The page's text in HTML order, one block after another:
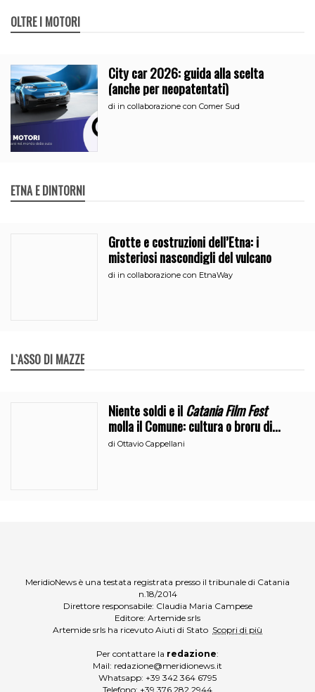
OLTRE I MOTORI
City car 2026: guida alla scelta
(anche per neopatentati)
di in collaborazione con Comer Sud
ETNA E DINTORNI
Grotte e costruzioni dell’Etna: i
misteriosi nascondigli del vulcano
di in collaborazione con EtnaWay
L`ASSO DI MAZZE
Niente soldi e ilCatania Film Fest
molla il Comune: cultura o broru di
ciciri?
diOttavio Cappellani
MeridioNews è una testata registrata presso il tribunale di Catania
n.18/2014
Direttore responsabile: Claudia Maria Campese
Editore: Artemide srls
Artemide srls ha ricevuto Aiuti di Stato Scopri di più
Per contattare la redazione:
Mail: redazione@meridionews.it
Whatsapp: +39 342 364 6795
Telefono: +39 376 282 2944